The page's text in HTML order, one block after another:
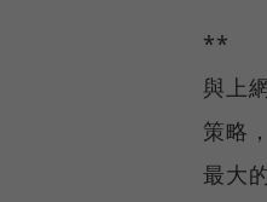
**
與上
策略
最大